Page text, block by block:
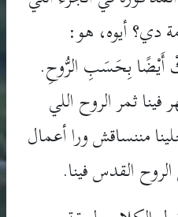
دي؟ أيوه، هو:
أَيْضًا بِحَسَبِ الرُّوحِ.
ثمر الروح اللي
مننساقش ورا أعمال
القدس فينا.